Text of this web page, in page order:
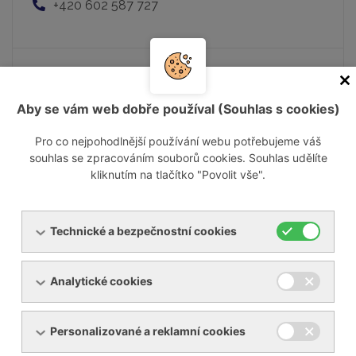
+420 602 587 727
Jednatel společnosti - vedoucí obchodu
matej.nemcok@ynna.cz
+421 903 237 322
Pavel Musil
Obchodní zástupce
pavel.musil@ynna.cz
+420 602 550 677
Aby se vám web dobře používal (Souhlas s cookies)
Pro co nejpohodlnější používání webu potřebujeme váš
souhlas se zpracováním souborů cookies. Souhlas udělíte
kliknutím na tlačítko "Povolit vše".
Technické a bezpečnostní cookies
Analytické cookies
Personalizované a reklamní cookies